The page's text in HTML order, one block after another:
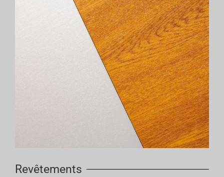
Revêtements